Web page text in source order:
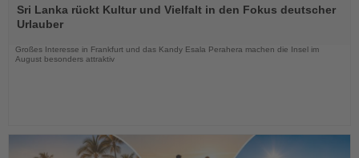
Sie
die
Sri Lanka rückt Kultur und Vielfalt in den Fokus deutscher
Urlauber
Großes Interesse in Frankfurt und das Kandy Esala Perahera machen die Insel im
August besonders attraktiv